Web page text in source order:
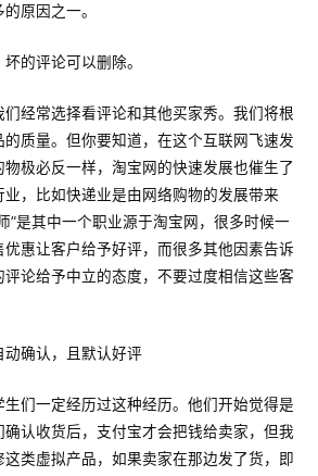
原因之一。
的评论可以删除。
经常选择看评论和其他买家秀。我们将根
质量。但你要知道，在这个互联网飞速发
极必反一样，淘宝网的快速发展也催生了
，比如快递业是由网络购物的发展带来
”是其中一个职业源于淘宝网，很多时候一
惠让客户给予好评，而很多其他因素告诉
论给予中立的态度，不要过度相信这些客
动确认，且默认好评
们一定经历过这种经历。他们开始觉得是
认收货后，支付宝才会把钱给卖家，但我
类虚拟产品，如果卖家在那边发了货，即